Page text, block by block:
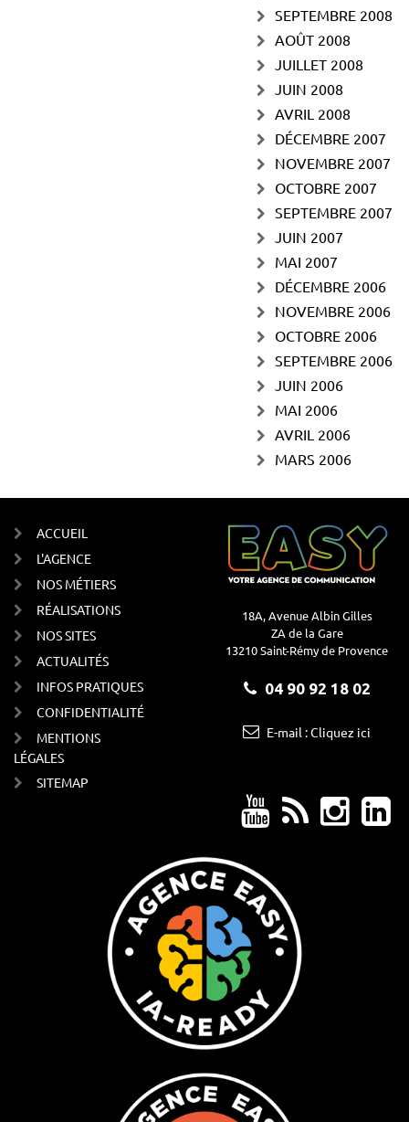
SEPTEMBRE 2008
AOÛT 2008
JUILLET 2008
JUIN 2008
AVRIL 2008
DÉCEMBRE 2007
NOVEMBRE 2007
OCTOBRE 2007
SEPTEMBRE 2007
JUIN 2007
MAI 2007
DÉCEMBRE 2006
NOVEMBRE 2006
OCTOBRE 2006
SEPTEMBRE 2006
JUIN 2006
MAI 2006
AVRIL 2006
MARS 2006
ACCUEIL
L'AGENCE
NOS MÉTIERS
RÉALISATIONS
NOS SITES
ACTUALITÉS
INFOS PRATIQUES
CONFIDENTIALITÉ
MENTIONS
LÉGALES
SITEMAP
18A, Avenue Albin Gilles
ZA de la Gare
13210 Saint-Rémy de Provence
04 90 92 18 02
E-mail : Cliquez ici